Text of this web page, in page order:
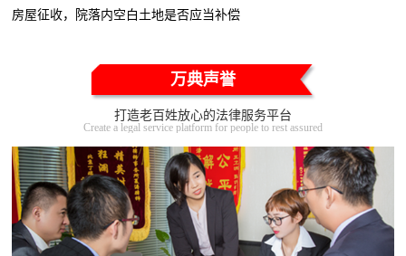
房屋征收，院落内空白土地是否应当补偿
万典声誉
打造老百姓放心的法律服务平台
Create a legal service platform for people to rest assured